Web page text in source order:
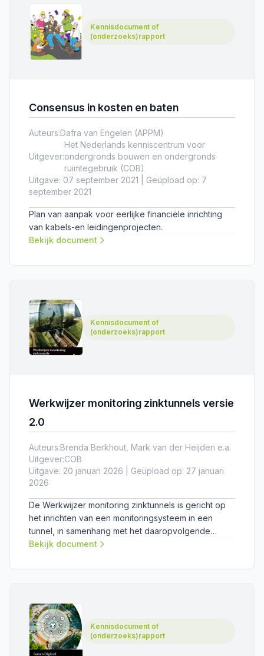
Kennisdocument of
(onderzoeks)rapport
Consensus in kosten en baten
Auteurs:Dafra van Engelen (APPM)
Uitgever:
Het Nederlands kenniscentrum voor
ondergronds bouwen en ondergronds
ruimtegebruik (COB)
Uitgave: 07 september 2021 | Geüpload op: 7
september 2021
Plan van aanpak voor eerlijke financiële inrichting
van kabels-en leidingenprojecten.
Bekijk document
Kennisdocument of
(onderzoeks)rapport
Werkwijzer monitoring zinktunnels versie
2.0
Auteurs:Brenda Berkhout, Mark van der Heijden e.a.
Uitgever:COB
Uitgave: 20 januari 2026 | Geüpload op: 27 januari
2026
De Werkwijzer monitoring zinktunnels is gericht op
het inrichten van een monitoringsysteem in een
tunnel, in samenhang met het daaropvolgende
proces van data-analyse, data-interpretatie, het
en het voorspellen van toekomstig gedrag. De
gemonitord, op welke manier en met welke
frequentie? Daarbij gaat het vooralsnog om het
verzamelen van data voor wetenschappelijk
onderzoek (door PhD-, PDeng- en MSc-studenten).
Bekijk document
Kennisdocument of
(onderzoeks)rapport